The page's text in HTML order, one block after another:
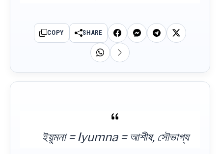
COPY SHARE
ইয়ুমনা = Iyumna = আশীষ, সৌভাগ্য